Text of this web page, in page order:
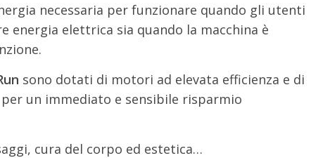
necessaria per funzionare quando gli utenti
energia elettrica sia quando la macchina è
sono dotati di motori ad elevata efficienza e di
un immediato e sensibile risparmio
cura del corpo ed estetica…